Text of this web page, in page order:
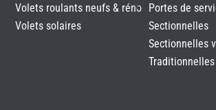
Volets roulants neufs & réno
Volets solaires
Portes de
Sectionnelles
Sectionnelles
Traditionnelles